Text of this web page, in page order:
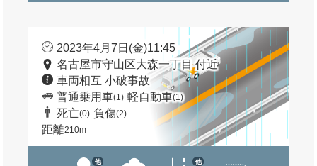
2023年4月7日(金)11:45
名古屋市守山区大森一丁目 付近
車両相互 小破事故
普通乗用車(1) 軽自動車(1)
死亡(0) 負傷(2)
距離210m
他 他